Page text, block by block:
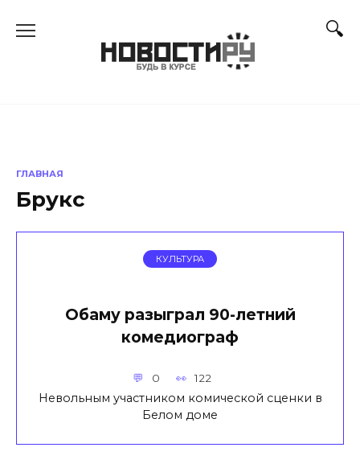
ГЛАВНАЯ
Брукс
КУЛЬТУРА
Обаму разыграл 90-летний
комедиограф
0 122
Невольным участником комической сценки в
Белом доме